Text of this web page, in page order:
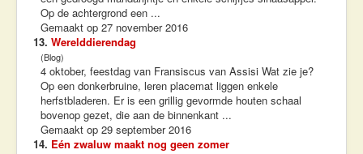
Op de achtergrond een ...
Gemaakt op 27 november 2016
13. Werelddierendag
(Blog)
4 oktober, feestdag van Fransiscus van Assisi Wat zie je?
Op een donkerbruine, leren placemat liggen enkele
herfstbladeren. Er is een grillig gevormde houten schaal
bovenop gezet, die aan de binnenkant ...
Gemaakt op 29 september 2016
14. Eén zwaluw maakt nog geen zomer